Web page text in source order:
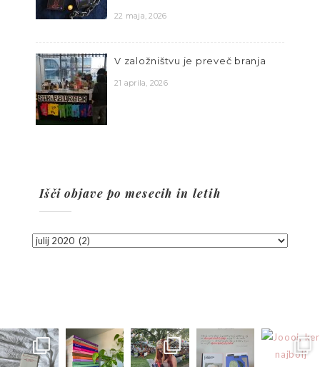
22 maja, 2026
V založništvu je preveč branja
21 aprila, 2026
Išči objave po mesecih in letih
Išči